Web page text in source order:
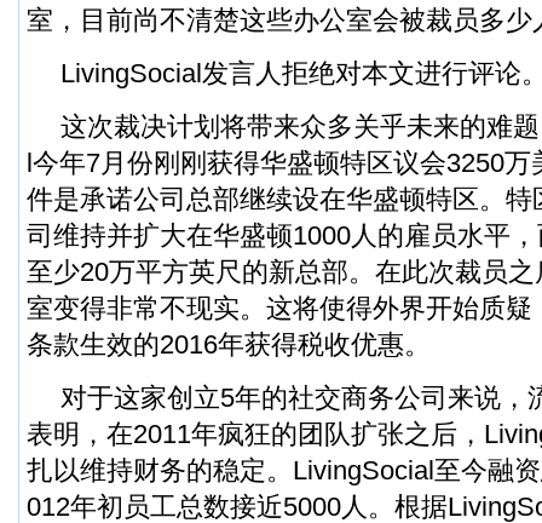
室，目前尚不清楚这些办公室会被裁员多少
LivingSocial发言人拒绝对本文进行评论
这次裁决计划将带来众多关乎未来的难
l今年7月份刚刚获得华盛顿特区议会3250
件是承诺公司总部继续设在华盛顿特区。
司维持并扩大在华盛顿1000人的雇员水平
至少20万平方英尺的新总部。在此次裁员
室变得非常不现实。这将使得外界开始质
条款生效的2016年获得税收优惠。
对于这家创立5年的社交商务公司来说，
表明，在2011年疯狂的团队扩张之后，
扎以维持财务的稳定。LivingSocial至今融
012年初员工总数接近5000人。根据